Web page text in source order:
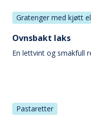
Gratenger med kjøtt
Ovnsbakt laks
En lettvint og smakfull
Pastaretter